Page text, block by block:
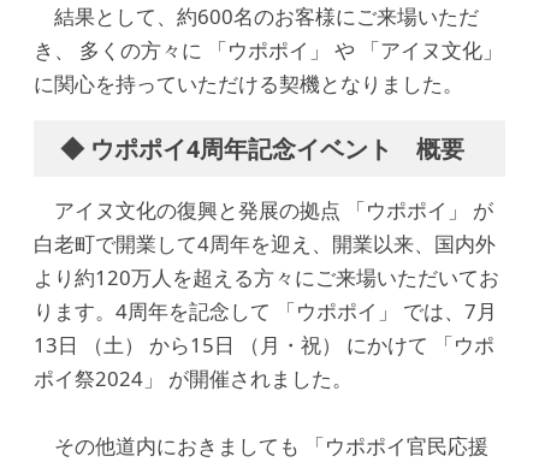
結果として、約600名のお客様にご来場いただ
き、 多くの方々に 「ウポポイ」 や 「アイヌ文化」
に関心を持っていただける契機となりました。
◆ ウポポイ4周年記念イベント 概要
アイヌ文化の復興と発展の拠点 「ウポポイ」 が
白老町で開業して4周年を迎え、開業以来、国内外
より約120万人を超える方々にご来場いただいてお
ります。4周年を記念して 「ウポポイ」 では、7月
13日 （土） から15日 （月・祝） にかけて 「ウポ
ポイ祭2024」 が開催されました。
その他道内におきましても 「ウポポイ官民応援